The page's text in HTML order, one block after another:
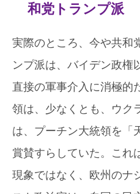
和党トランプ派
実際のところ、今や共和
ンプ派は、バイデン政権
直接の軍事介入に消極的
領は、少なくとも、ウク
は、プーチン大統領を「
賞賛すらしていた。これ
現象ではなく、欧州のナ